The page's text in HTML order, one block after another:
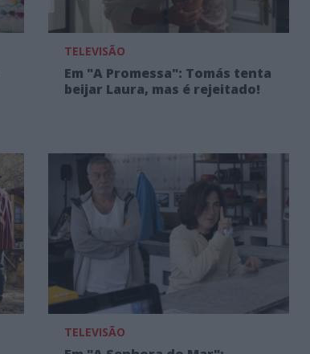
TELEVISÃO
Em "A Promessa": Tomás tenta
beijar Laura, mas é rejeitado!
TELEVISÃO